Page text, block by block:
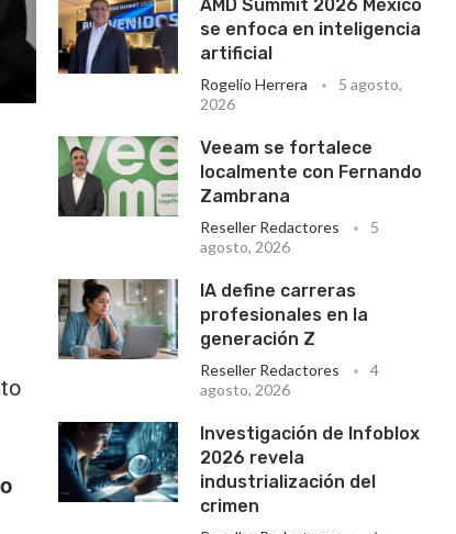
AMD Summit 2026 México
se enfoca en inteligencia
artificial
Rogelio Herrera
5 agosto,
2026
Veeam se fortalece
localmente con Fernando
Zambrana
Reseller Redactores
5
agosto, 2026
IA define carreras
profesionales en la
generación Z
Reseller Redactores
4
agosto, 2026
Investigación de Infoblox
2026 revela
industrialización del
crimen